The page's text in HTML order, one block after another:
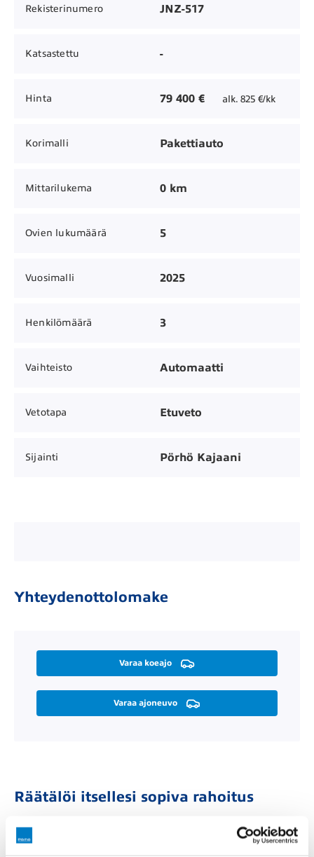
Rekisterinumero JNZ-517
Katsastettu -
Hinta 79 400 € alk. 825 €/kk
Korimalli Pakettiauto
Mittarilukema 0 km
Ovien lukumäärä 5
Vuosimalli 2025
Henkilömäärä 3
Vaihteisto Automaatti
Vetotapa Etuveto
Sijainti Pörhö Kajaani
Yhteydenottolomake
Varaa koeajo
Varaa ajoneuvo
Räätälöi itsellesi sopiva rahoitus
Rahoitusaika (kk)